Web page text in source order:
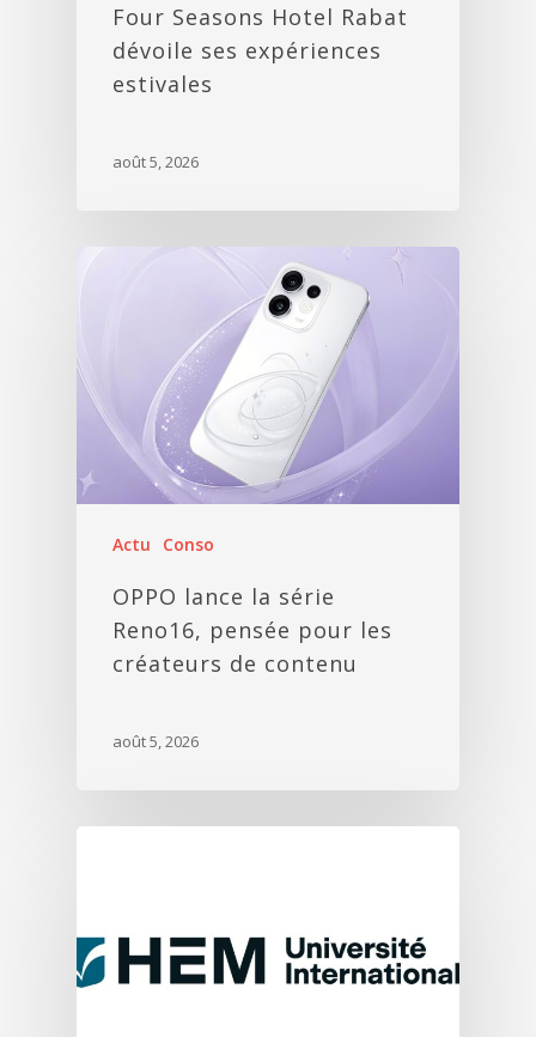
Four Seasons Hotel Rabat
dévoile ses expériences
estivales
août 5, 2026
Actu Conso
OPPO lance la série
Reno16, pensée pour les
créateurs de contenu
août 5, 2026